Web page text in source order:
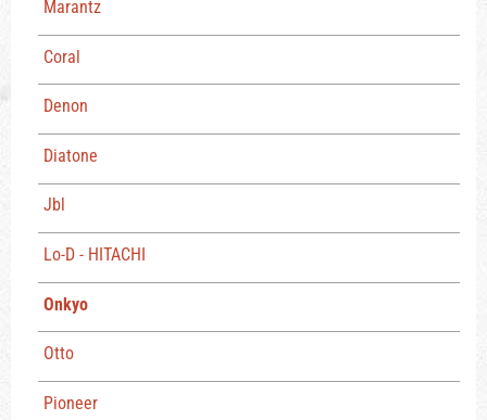
Marantz
Coral
Denon
Diatone
Jbl
Lo-D - HITACHI
Onkyo
Otto
Pioneer